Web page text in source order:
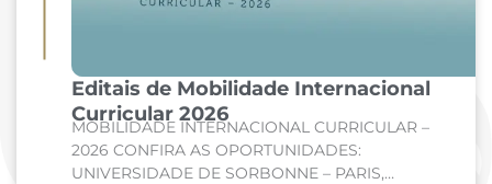
Editais de Mobilidade Internacional
Curricular 2026
MOBILIDADE INTERNACIONAL CURRICULAR –
2026 CONFIRA AS OPORTUNIDADES:
UNIVERSIDADE DE SORBONNE – PARIS,